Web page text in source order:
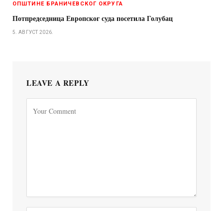
ОПШТИНЕ БРАНИЧЕВСКОГ ОКРУГА
Потпредседница Европског суда посетила Голубац
5. АВГУСТ 2026.
LEAVE A REPLY